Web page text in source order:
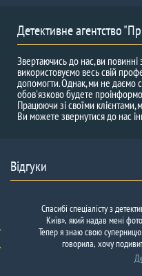
Детективне агентство
Звертаючись до нас, ви
використовуємо весь свій
допомогти. Однак, ми не даємо
обов'язково будете
Працюючи зі своїми клієнтами,
Ви можете звернутися до нас
Відгуки
Спасибі спеціалісту з
Київ», який надав мені
Тепер я знаю свою суперницю
говорила, хочу
Дуже хотілося знайти
ніяких не було. Довго не
допомогою. Перебравши